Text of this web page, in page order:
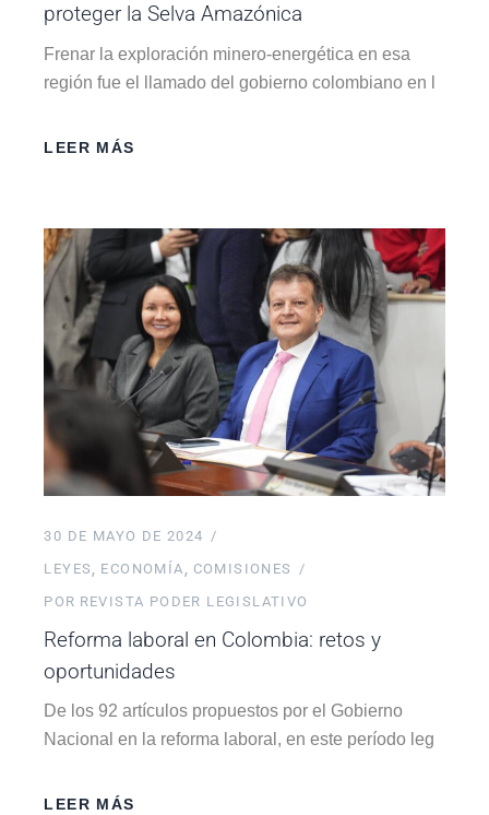
proteger la Selva Amazónica
Frenar la exploración minero-energética en esa
región fue el llamado del gobierno colombiano en l
LEER MÁS
30 DE MAYO DE 2024
LEYES
ECONOMÍA
COMISIONES
POR REVISTA PODER LEGISLATIVO
Reforma laboral en Colombia: retos y
oportunidades
De los 92 artículos propuestos por el Gobierno
Nacional en la reforma laboral, en este período leg
LEER MÁS